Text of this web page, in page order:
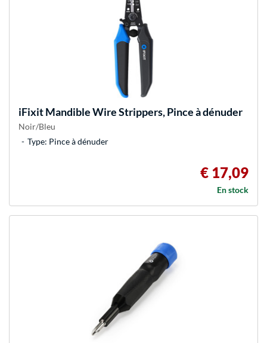
iFixitMandible Wire Strippers, Pince à dénuder
Noir/Bleu
Type: Pince à dénuder
€ 17,09
En stock